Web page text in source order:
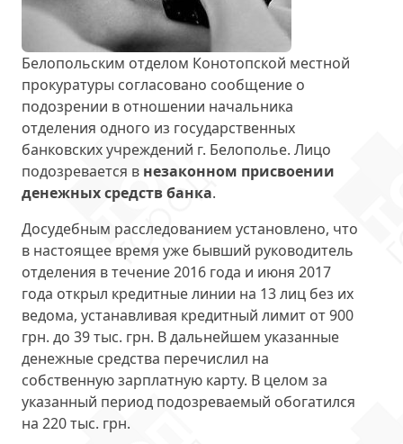
Белопольским отделом Конотопской местной
прокуратуры согласовано сообщение о
подозрении в отношении начальника
отделения одного из государственных
банковских учреждений г. Белополье. Лицо
подозревается в незаконном присвоении
денежных средств банка.
Досудебным расследованием установлено, что
в настоящее время уже бывший руководитель
отделения в течение 2016 года и июня 2017
года открыл кредитные линии на 13 лиц без их
ведома, устанавливая кредитный лимит от 900
грн. до 39 тыс. грн. В дальнейшем указанные
денежные средства перечислил на
собственную зарплатную карту. В целом за
указанный период подозреваемый обогатился
на 220 тыс. грн.